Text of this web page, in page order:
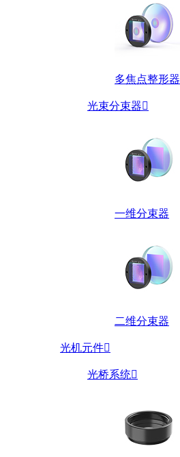
多焦点整形器
光束分束器
一维分束器
二维分束器
光机元件
光桥系统